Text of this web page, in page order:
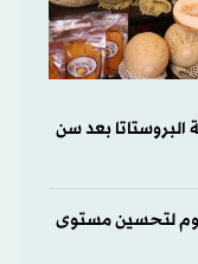
بعد سن
لتحسين مستوى